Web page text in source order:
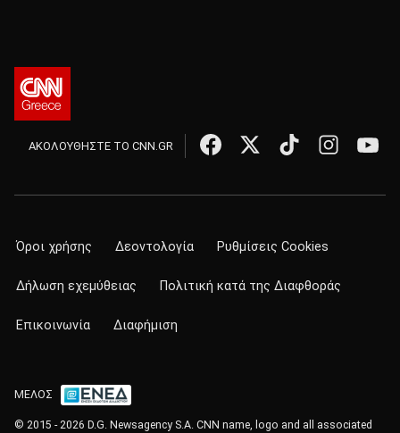
ΑΚΟΛΟΥΘΗΣΤΕ ΤΟ CNN.GR
Όροι χρήσης Δεοντολογία Ρυθμίσεις Cookies
Δήλωση εχεμύθειας Πολιτική κατά της Διαφθοράς
Επικοινωνία Διαφήμιση
ΜΕΛΟΣ
© 2015 - 2026 D.G. Newsagency S.A. CNN name, logo and all associated